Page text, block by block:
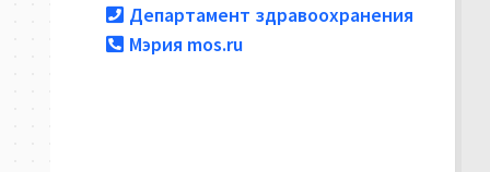
Департамент здравоохранения
Мэрия mos.ru